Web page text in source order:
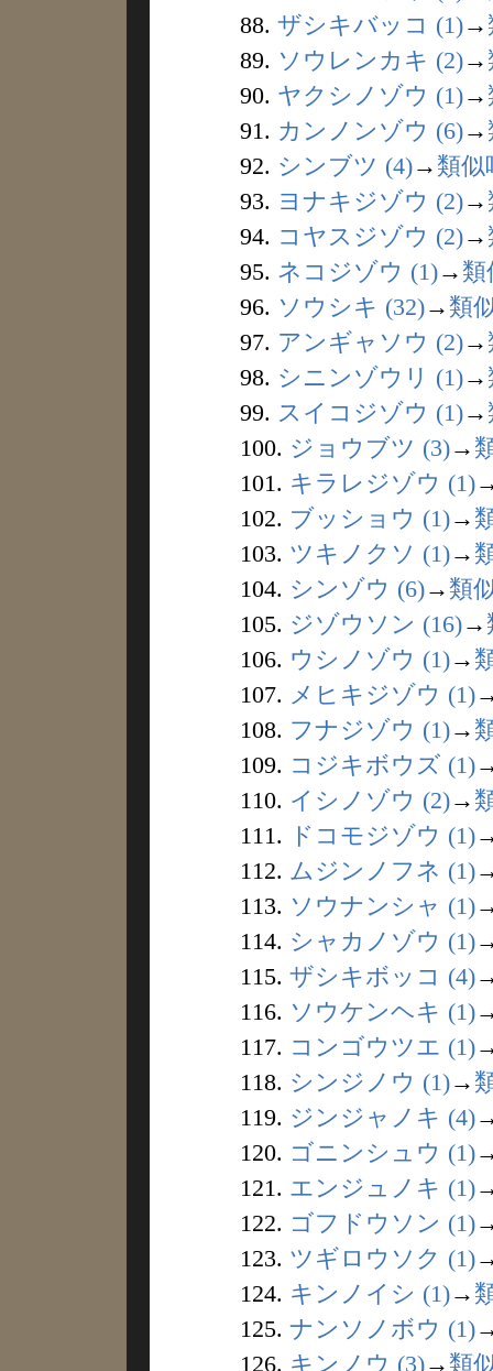
88. ザシキバッコ (1)→
89. ソウレンカキ (2)→
90. ヤクシノゾウ (1)→
91. カンノンゾウ (6)→
92. シンブツ (4)→ 類似
93. ヨナキジゾウ (2)→
94. コヤスジゾウ (2)→
95. ネコジゾウ (1)→ 類
96. ソウシキ (32)→ 類
97. アンギャソウ (2)→
98. シニンゾウリ (1)→
99. スイコジゾウ (1)→
100. ジョウブツ (3)→
101. キラレジゾウ (1)
102. ブッショウ (1)→
103. ツキノクソ (1)→
104. シンゾウ (6)→ 類
105. ジゾウソン (16)→
106. ウシノゾウ (1)→
107. メヒキジゾウ (1)
108. フナジゾウ (1)→
109. コジキボウズ (1)
110. イシノゾウ (2)→
111.
ドコモジゾウ (1)
112. ムジンノフネ (1)
113. ソウナンシャ (1)
114. シャカノゾウ (1)
115. ザシキボッコ (4)
116. ソウケンヘキ (1)
117. コンゴウツエ (1)
118. シンジノウ (1)→
119. ジンジャノキ (4)
120. ゴニンシュウ (1)
121. エンジュノキ (1)
122. ゴフドウソン (1)
123. ツギロウソク (1)
124. キンノイシ (1)→
125. ナンソノボウ (1)
126. キンノウ (3)→ 類